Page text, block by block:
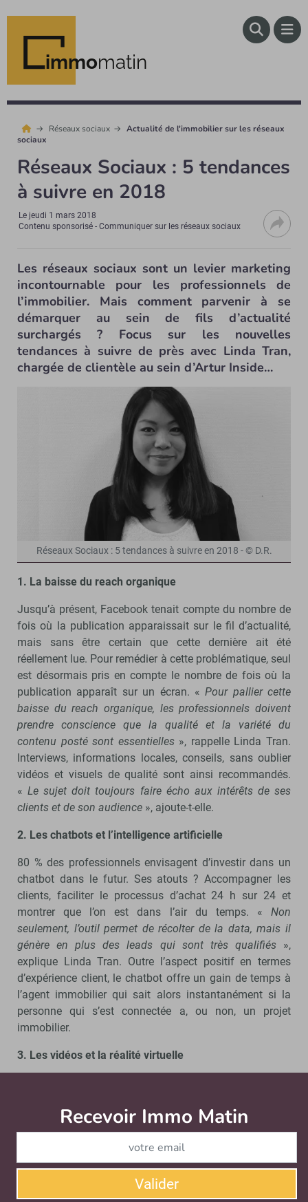
immomatin
Réseaux sociaux
Actualité de l'immobilier sur les réseaux
sociaux
Réseaux Sociaux : 5 tendances
à suivre en 2018
Le jeudi 1 mars 2018
Contenu sponsorisé - Communiquer sur les réseaux sociaux
Les réseaux sociaux sont un levier marketing
incontournable pour les professionnels de
l’immobilier. Mais comment parvenir à se
démarquer au sein de fils d’actualité
surchargés ? Focus sur les nouvelles
tendances à suivre de près avec Linda Tran,
chargée de clientèle au sein d’Artur Inside…
Réseaux Sociaux : 5 tendances à suivre en 2018 - © D.R.
1. La baisse du reach organique
Jusqu’à présent, Facebook tenait compte du nombre de
fois où la publication apparaissait sur le fil d’actualité,
mais sans être certain que cette dernière ait été
réellement lue. Pour remédier à cette problématique, seul
est désormais pris en compte le nombre de fois où la
publication apparaît sur un écran. «Pour pallier cette
baisse du reach organique, les professionnels doivent
prendre conscience que la qualité et la variété du
contenu posté sont essentielles», rappelle Linda Tran.
Interviews, informations locales, conseils, sans oublier
vidéos et visuels de qualité sont ainsi recommandés.
«Le sujet doit toujours faire écho aux intérêts de ses
clients et de son audience », ajoute-t-elle.
2. Les chatbots et l’intelligence artificielle
80 % des professionnels envisagent d’investir dans un
chatbot dans le futur. Ses atouts ? Accompagner les
clients, faciliter le processus d’achat 24 h sur 24 et
montrer que l’on est dans l’air du temps. « Non
seulement, l’outil permet de récolter de la data, mais il
génère en plus des leads qui sont très qualifiés»,
explique Linda Tran. Outre l’aspect positif en termes
d’expérience client, le chatbot offre un gain de temps à
l’agent immobilier qui sait alors instantanément si la
personne qui s’est connectée a, ou non, un projet
immobilier.
3. Les vidéos et la réalité virtuelle
démocratisation des outils innovants tels que les
casques VR, les visites virtuelles devraient également
avoir de beaux jours devant elles en 2018. Leurs forces ?
C’est un outil d’aide à la vente car il permet au potentiel
acheteur, de multiplier les visites, de se projeter dans son
futur appartement sans se déplacer. «Quant aux vidéos,
Recevoir Immo Matin
Valider